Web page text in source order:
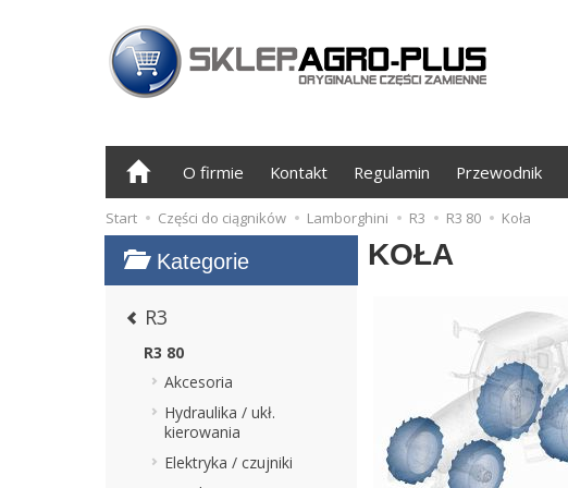
O firmie Kontakt Regulamin Przewodnik
Start Części do ciągników Lamborghini R3 R3 80 Koła
KOŁA
Kategorie
R3
R3 80
Akcesoria
Hydraulika / ukł.
kierowania
Elektryka / czujniki